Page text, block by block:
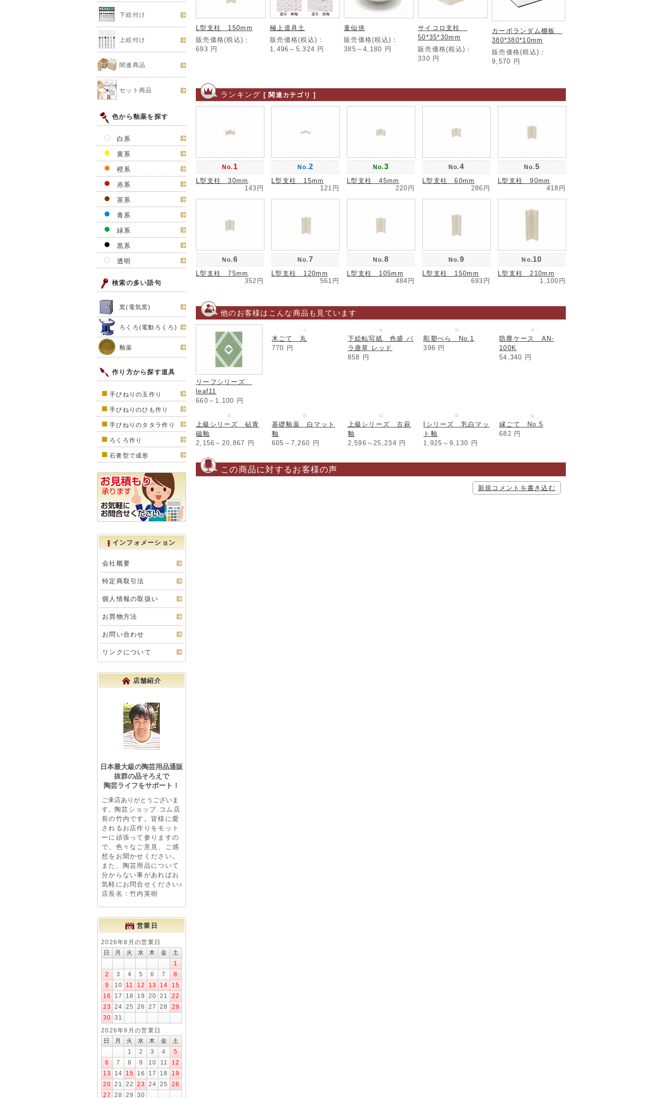
L型支柱 150mm
販売価格(税込)：
693 円
極上道具土
販売価格(税込)：
1,496～5,324 円
童仙傍
販売価格(税込)：
385～4,180 円
サイコロ支柱
50*35*30mm
販売価格(税込)：
330 円
カーボランダム棚板
380*380*10mm
販売価格(税込)：
9,570 円
ランキング [ 関連カテゴリ ]
No. 1
L型支柱 30mm
143円
No.2
L型支柱 15mm
121円
No.3
L型支柱 45mm
220円
No.4
L型支柱 60mm
286円
No.5
L型支柱 90mm
418円
No.6
L型支柱 75mm
352円
No.7
L型支柱 120mm
561円
No.8
L型支柱 105mm
484円
No.9
L型支柱 150mm
693円
No.10
L型支柱 210mm
1,100円
他のお客様はこんな商品も見ています
リーフシリーズ
leaf11
660～1,100 円
下絵転写紙 色盛 バ
ラ唐草 レッド
858 円
彫塑べら No.1
396 円
防塵ケース AN-
100K
54,340 円
上級シリーズ 砧青
磁釉
2,156～20,867 円
基礎釉薬 白マット
釉
605～7,260 円
上級シリーズ 古萩
釉
2,596～25,234 円
Iシリーズ 乳白マッ
ト釉
1,925～9,130 円
縁ごて No.5
682 円
この商品に対するお客様の声
新規コメントを書き込む
下絵付け
上絵付け
関連商品
セット商品
色から釉薬を探す
白系
黄系
橙系
赤系
茶系
青系
緑系
黒系
透明
検索の多い語句
窯(電気窯)
ろくろ(電動ろくろ)
釉薬
作り方から探す道具
手びねりの玉作り
手びねりのひも作り
手びねりのタタラ作り
ろくろ作り
石膏型で成形
インフォメーション
会社概要
特定商取引法
個人情報の取扱い
お買物方法
お問い合わせ
リンクについて
店舗紹介
日本最大級の陶芸用品通販
抜群の品そろえで
陶芸ライフをサポート！
ご来店ありがとうございま
す。 陶芸ショップ.コム店
長の竹内です。皆様に愛
されるお店作りをモット
ーに頑張って参りますの
で、色々なご意見、ご感
想をお聞かせください。
また、陶芸用品について
分からない事があればお
気軽にお問合せください♪
店長名：竹内英樹
営業日
2026年8月の営業日
日
月 火 水 木 金
土
1
2
3 4 5 6 7
8
9
10 11 12 13 14
15
16
17 18 19 20 21
22
23 24 25 26 27 28
29
30 31
2026年9月の営業日
日
月 火 水 木 金
土
1
2 3 4
5
6
7 8 9 10 11
12
13
14 15 16 17 18
19
20 21 22 23 24 25
26
27
28 29 30